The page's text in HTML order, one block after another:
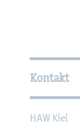
Kontakt
HAW Kiel